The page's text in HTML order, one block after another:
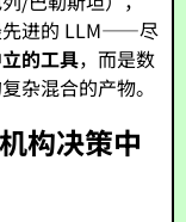
先进的 LLM——尽
的工具，而是数
杂混合的产物。
构决策中